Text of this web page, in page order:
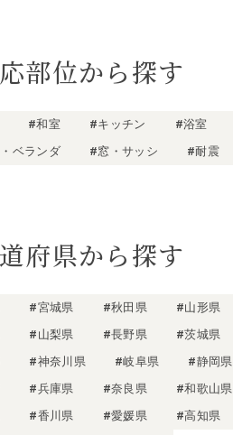
部位から探す
#和室 #キッチン #浴室
ベランダ #窓・サッシ #耐震
府県から探す
#宮城県 #秋田県 #山形県
#山梨県 #長野県 #茨城県
#神奈川県 #岐阜県 #静岡県
#兵庫県 #奈良県 #和歌山県
#香川県 #愛媛県 #高知県